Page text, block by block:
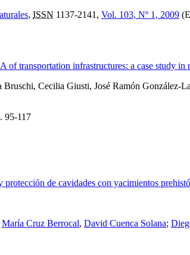
, ISSN 1137-2141, Vol. 103, Nº 1, 2009
transportation infrastructures: a case study in
Bruschi, Cecilia Giusti, José Ramón González-
95-117
de cavidades con yacimientos
María Cruz Berrocal, David Cuenca Solana;